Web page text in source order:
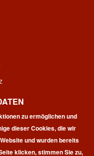
zu ermöglichen und
dieser Cookies, die wir
und wurden bereits
klicken, stimmen Sie zu,